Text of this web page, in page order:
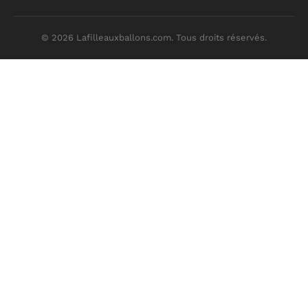
© 2026 Lafilleauxballons.com. Tous droits réservés.